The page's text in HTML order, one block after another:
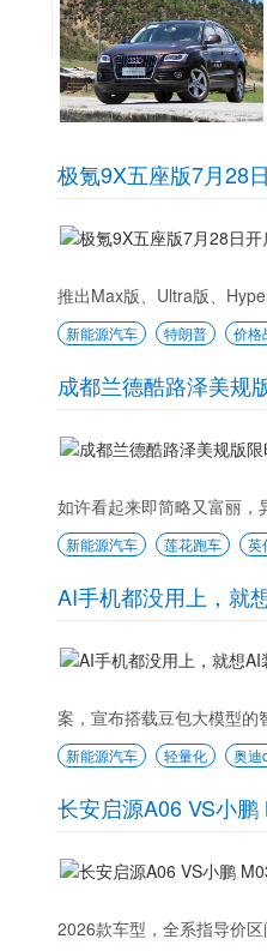
极氪9X五座版7月28
推出Max版、Ultra版、
新能源汽车 特朗普 价格
成都兰德酷路泽美规
如许看起来即简略又富丽
新能源汽车 莲花跑车 英
AI手机都没用上，就
案，宣布搭载豆包大模型
新能源汽车 轻量化 奥迪
长安启源A06 VS小
2026款车型，全系指导价